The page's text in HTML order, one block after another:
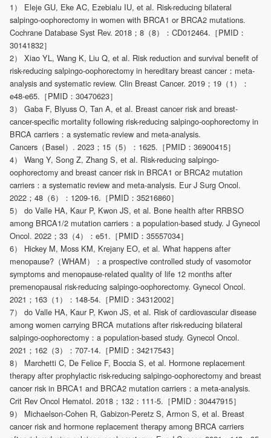
1） Eleje GU, Eke AC, Ezebialu IU, et al. Risk-reducing bilateral
salpingo-oophorectomy in women with BRCA1 or BRCA2 mutations.
Cochrane Database Syst Rev. 2018；8（8）：CD012464.［PMID：
30141832］
2） Xiao YL, Wang K, Liu Q, et al. Risk reduction and survival benefit of
risk-reducing salpingo-oophorectomy in hereditary breast cancer：meta-
analysis and systematic review. Clin Breast Cancer. 2019；19（1）：
e48-e65.［PMID：30470623］
3） Gaba F, Blyuss O, Tan A, et al. Breast cancer risk and breast-
cancer-specific mortality following risk-reducing salpingo-oophorectomy in
BRCA carriers：a systematic review and meta-analysis.
Cancers（Basel）. 2023；15（5）：1625.［PMID：36900415］
4） Wang Y, Song Z, Zhang S, et al. Risk-reducing salpingo-
oophorectomy and breast cancer risk in BRCA1 or BRCA2 mutation
carriers：a systematic review and meta-analysis. Eur J Surg Oncol.
2022；48（6）：1209-16.［PMID：35216860］
5） do Valle HA, Kaur P, Kwon JS, et al. Bone health after RRBSO
among BRCA1/2 mutation carriers：a population-based study. J Gynecol
Oncol. 2022；33（4）：e51.［PMID：35557034］
6） Hickey M, Moss KM, Krejany EO, et al. What happens after
menopause?（WHAM）：a prospective controlled study of vasomotor
symptoms and menopause-related quality of life 12 months after
premenopausal risk-reducing salpingo-oophorectomy. Gynecol Oncol.
2021；163（1）：148-54.［PMID：34312002］
7） do Valle HA, Kaur P, Kwon JS, et al. Risk of cardiovascular disease
among women carrying BRCA mutations after risk-reducing bilateral
salpingo-oophorectomy：a population-based study. Gynecol Oncol.
2021；162（3）：707-14.［PMID：34217543］
8） Marchetti C, De Felice F, Boccia S, et al. Hormone replacement
therapy after prophylactic risk-reducing salpingo-oophorectomy and breast
cancer risk in BRCA1 and BRCA2 mutation carriers：a meta-analysis.
Crit Rev Oncol Hematol. 2018；132：111-5.［PMID：30447915］
9） Michaelson-Cohen R, Gabizon-Peretz S, Armon S, et al. Breast
cancer risk and hormone replacement therapy among BRCA carriers